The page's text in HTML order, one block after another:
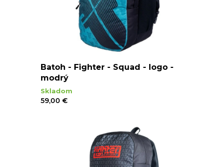
Batoh - Fighter - Squad - logo -
modrý
Skladom
59,00 €